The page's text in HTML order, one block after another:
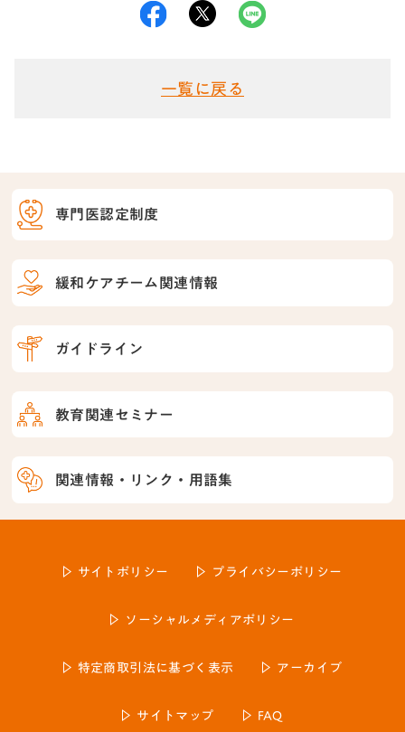
専門医認定制度
緩和ケアチーム関連情報
ガイドライン
教育関連セミナー
関連情報・リンク・用語集
一覧に戻る
サイトポリシー プライバシーポリシー
ソーシャルメディアポリシー
特定商取引法に基づく表示 アーカイブ
サイトマップ FAQ